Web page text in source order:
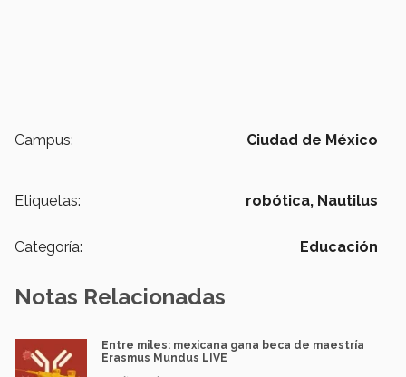
Campus: Ciudad de México
Etiquetas: robótica, Nautilus
Categoría: Educación
Notas Relacionadas
Entre miles: mexicana gana beca de maestría
Erasmus Mundus LIVE